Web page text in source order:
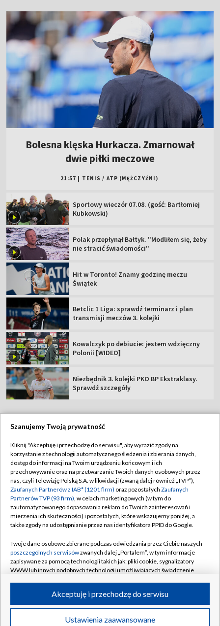
Transmisje Wideo
Bolesna klęska Hurkacza. Zmarnował
dwie piłki meczowe
21:57 TENIS / ATP (MĘŻCZYŹNI)
Sportowy wieczór 07.08. (gość: Bartłomiej
Kubkowski)
Polak przepłynął Bałtyk. "Modliłem się, żeby
nie stracić świadomości"
Hit w Toronto! Znamy godzinę meczu
Świątek
Betclic 1 Liga: sprawdź terminarz i plan
transmisji meczów 3. kolejki
Kowalczyk po debiucie: jestem wdzięczny
Polonii [WIDEO]
Niezbędnik 3. kolejki PKO BP Ekstraklasy.
Sprawdź szczegóły
Abonament TVP
Sklep TVP
Biuro Reklamy
Oferta Handlowa
Telegazeta ogłoszenia
Rada Programowa
Ogłoszenia przetargowe
Akademia Telewizyjna
Informacje o nadawcy
Regulamin TVP
Polityka prywatności
Moje zgody
Biuro reklamy
Kontakt
Kanały
©2026 Telewizja Polska Spółka Akcyjna w likwidacji
Szanujemy Twoją prywatność
Kliknij "Akceptuję i przechodzę do serwisu", aby wyrazić zgody na
korzystanie z technologii automatycznego śledzenia i zbierania danych,
dostęp do informacji na Twoim urządzeniu końcowym i ich
przechowywanie oraz na przetwarzanie Twoich danych osobowych przez
nas, czyli Telewizję Polską S.A. w likwidacji (zwaną dalej również „TVP”),
Zaufanych Partnerów z IAB* (1201 firm) oraz pozostałych Zaufanych
Partnerów TVP (93 firm), w celach marketingowych (w tym do
zautomatyzowanego dopasowania reklam do Twoich zainteresowań i
mierzenia ich skuteczności) i pozostałych, które wskazujemy poniżej, a
także zgody na udostępnianie przez nas identyfikatora PPID do Google.
Twoje dane osobowe zbierane podczas odwiedzania przez Ciebie naszych
poszczególnych serwisówzwanych dalej „Portalem”, w tym informacje
zapisywane za pomocą technologii takich jak: pliki cookie, sygnalizatory
WWW lub innych podobnych technologii umożliwiających świadczenie
ruchu w Internecie.
Twoje dane osobowe zbierane podczas odwiedzania przez Ciebie
poszczególnych serwisówna Portalu, takie jak adresy IP, identyfikatory
Ustawienia zaawansowane
Akceptuję i przechodzę do serwisu